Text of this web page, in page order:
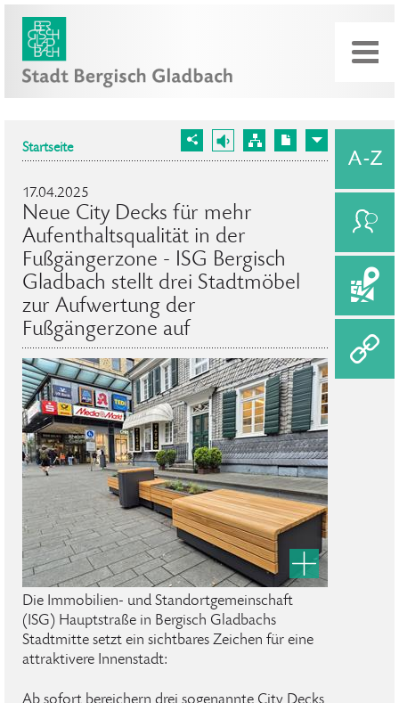
Startseite
17.04.2025
Neue City Decks für mehr
Aufenthaltsqualität in der
Fußgängerzone - ISG Bergisch
Gladbach stellt drei Stadtmöbel
zur Aufwertung der
Fußgängerzone auf
Die Immobilien- und Standortgemeinschaft
(ISG) Hauptstraße in Bergisch Gladbachs
Stadtmitte setzt ein sichtbares Zeichen für eine
attraktivere Innenstadt: